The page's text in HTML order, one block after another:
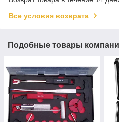
Все условия возврата
Подобные товары